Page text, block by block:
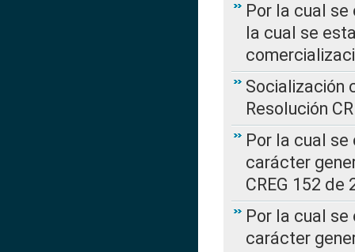
Por la cual se
la cual se
Socialización
Resolución
Por la cual
carácter
CREG 152 de
Por la cual
carácter